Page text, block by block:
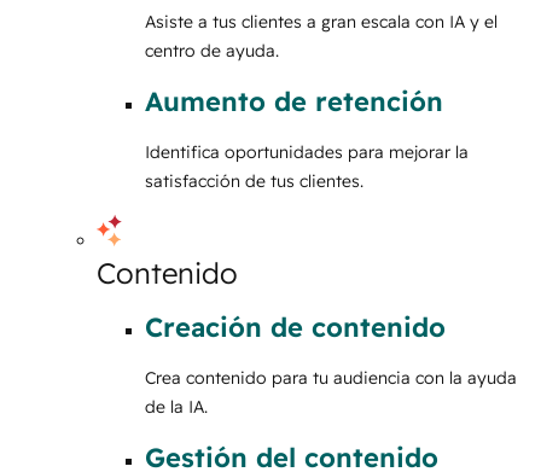
Asiste a tus clientes a gran escala con IA y el
centro de ayuda.
Aumento de retención
Identifica oportunidades para mejorar la
satisfacción de tus clientes.
Contenido
Creación de contenido
Crea contenido para tu audiencia con la ayuda
de la IA.
Gestión del contenido